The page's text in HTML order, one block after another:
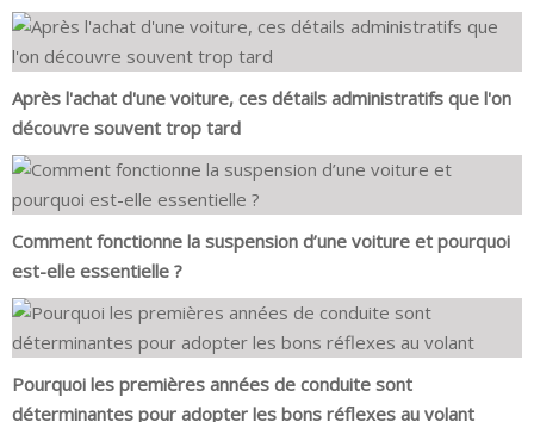
Après l'achat d'une voiture, ces détails administratifs que l'on
découvre souvent trop tard
Comment fonctionne la suspension d’une voiture et pourquoi
est-elle essentielle ?
Pourquoi les premières années de conduite sont
déterminantes pour adopter les bons réflexes au volant